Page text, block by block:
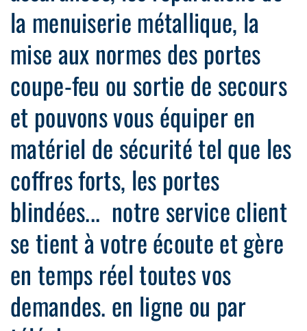
la menuiserie métallique, la
mise aux normes des portes
coupe-feu ou sortie de secours
et pouvons vous équiper en
matériel de sécurité tel que les
coffres forts, les portes
blindées... notre service client
se tient à votre écoute et gère
en temps réel toutes vos
demandes. en ligne ou par